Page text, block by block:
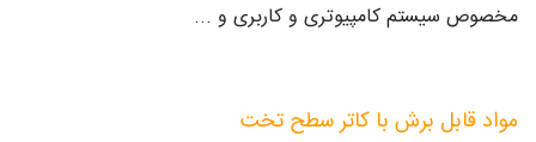
مخصوص سیستم کامپیوتری و کاربری و ...
مواد قابل برش با کاتر سطح تخت